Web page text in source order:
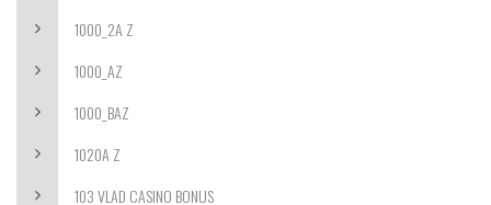
1000_2A Z
1000_AZ
1000_BAZ
1020A Z
103 VLAD CASINO BONUS